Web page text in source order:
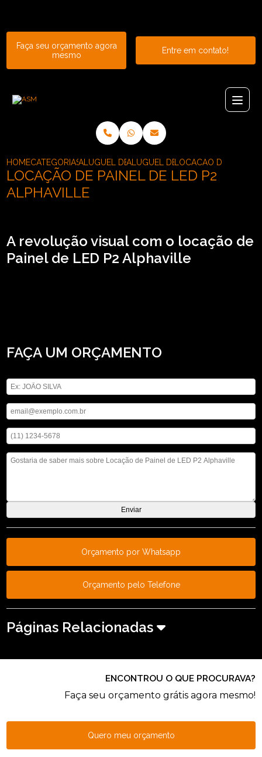
Faça seu orçamento agora
mesmo
Entre em contato!
HOMECATEGORIASALUGUEL DE PAINELALUGUEL DE PAINEL DE LED P2
LOCACAO DE PAINEL
LOCAÇÃO DE PAINEL DE LED P2
ALPHAVILLE
A revolução visual com o locação de
Painel de LED P2 Alphaville
FAÇA UM ORÇAMENTO
Orçamento por Whatsapp
Orçamento pelo Telefone
Páginas Relacionadas
ENCONTROU O QUE PROCURAVA?
Faça seu orçamento grátis agora mesmo!
Quero meu orçamento